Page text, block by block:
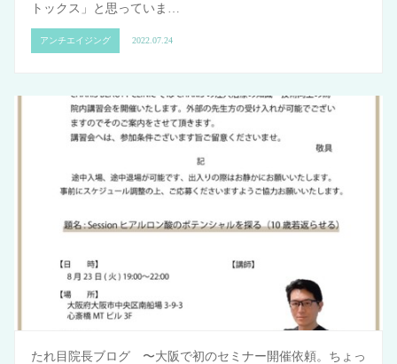
トックス」と思っていま…
アンチエイジング 2022.07.24
たれ目院長ブログ 〜大阪で初のセミナー開催依頼。ちょっ